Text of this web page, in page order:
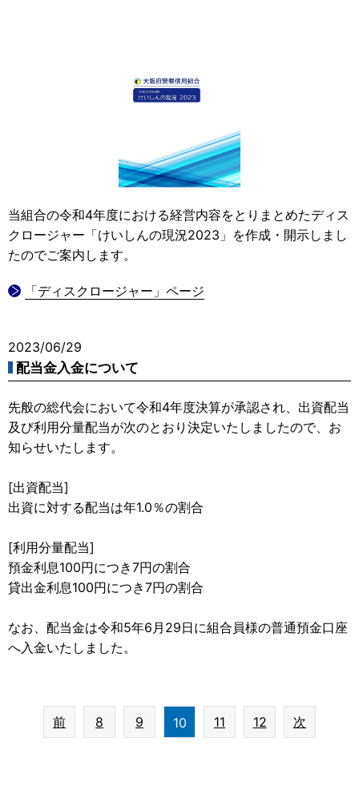
当組合の令和4年度における経営内容をとりまとめたディス
クロージャー「けいしんの現況2023」を作成・開示しまし
たのでご案内します。
「ディスクロージャー」ページ
2023/06/29
配当金入金について
先般の総代会において令和4年度決算が承認され、出資配当
及び利用分量配当が次のとおり決定いたしましたので、お
知らせいたします。
[出資配当]
出資に対する配当は年1.0％の割合
[利用分量配当]
預金利息100円につき7円の割合
貸出金利息100円につき7円の割合
なお、配当金は令和5年6月29日に組合員様の普通預金口座
へ入金いたしました。
前 8 9 10 11 12 次